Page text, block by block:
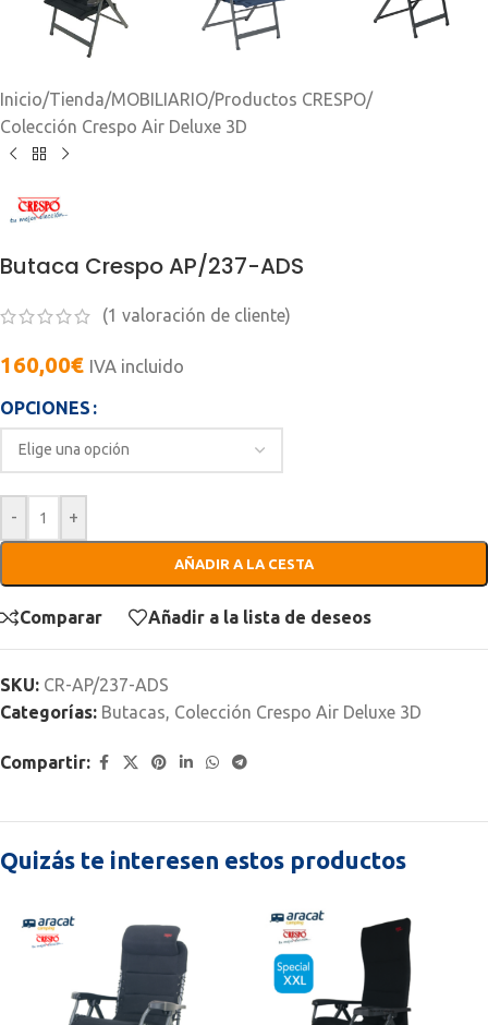
Inicio/Tienda/MOBILIARIO/Productos CRESPO/
Colección Crespo Air Deluxe 3D
Butaca Crespo AP/237-ADS
(1 valoración de cliente)
160,00€ IVA incluido
OPCIONES
- +
AÑADIR A LA CESTA
Comparar Añadir a la lista de deseos
SKU: CR-AP/237-ADS
Categorías: Butacas Colección Crespo Air Deluxe 3D
Compartir:
Quizás te interesen estos productos